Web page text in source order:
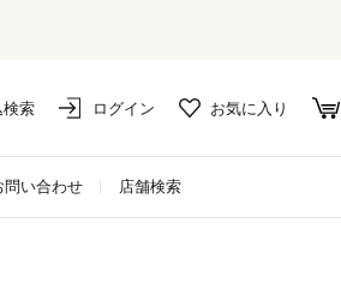
検索 ログイン お気に入り
問い合わせ 店舗検索